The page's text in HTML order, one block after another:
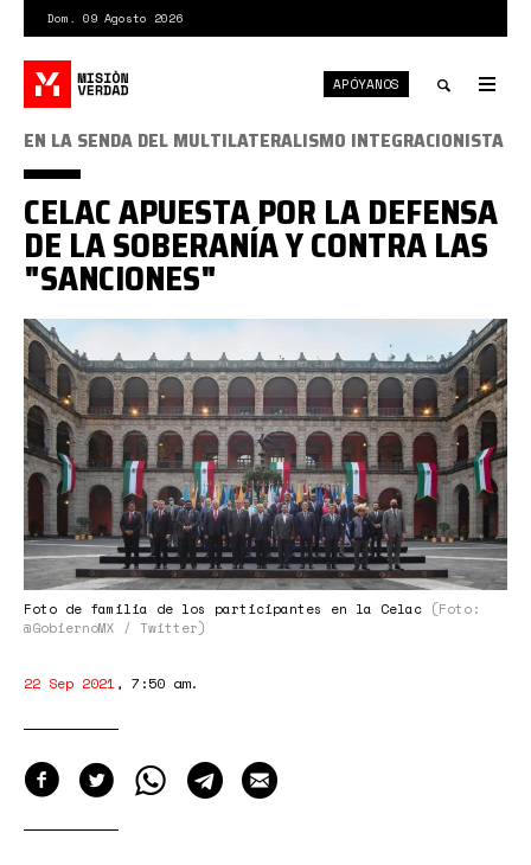
contenido
principal
Dom. 09 Agosto 2026
Toggle
APÓYANOS
celac
méxico.jpeg
Foto de familia de los participantes en la Celac (Foto:
@GobiernoMX / Twitter)
EN LA SENDA DEL MULTILATERALISMO INTEGRACIONISTA
CELAC APUESTA POR LA DEFENSA
DE LA SOBERANÍA Y CONTRA LAS
"SANCIONES"
22 Sep 2021, 7:50 am.